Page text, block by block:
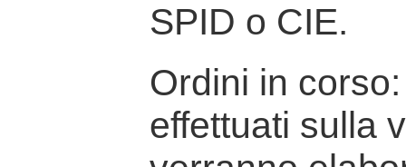
SPID o CIE.
Ordini in
effettuati sulla